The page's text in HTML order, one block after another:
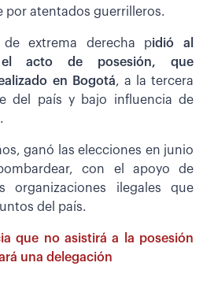
por atentados guerrilleros.
extrema derecha pidió al
el acto de posesión, que
en Bogotá, a la tercera
del país y bajo influencia de
ganó las elecciones en junio
con el apoyo de
organizaciones ilegales que
del país.
que no asistirá a la posesión
una delegación